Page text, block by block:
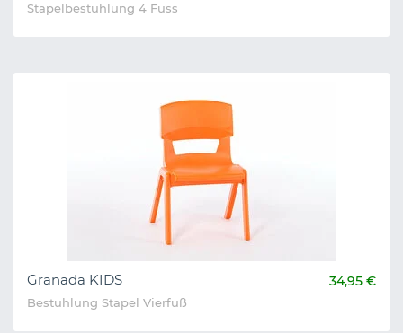
Stapelbestuhlung 4 Fuss
Granada KIDS 34,95 €
Bestuhlung Stapel Vierfuß